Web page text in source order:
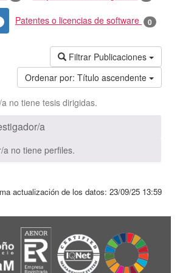
Patentes o licencias de software 0
Filtrar Publicaciones
Ordenar por: Título ascendente
no tiene tesis dirigidas.
a
a no tiene perfiles.
actualización de los datos: 23/09/25 13:59